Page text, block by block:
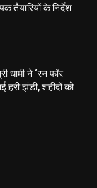
तैयारियों के निर्देश
धामी ने ‘रन फॉर
हरी झंडी, शहीदों को